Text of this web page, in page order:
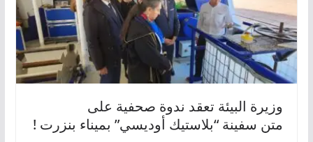
وزيرة البيئة تعقد ندوة صحفية على
متن سفينة “بلاستيك أوديسي” بميناء بنزرت !